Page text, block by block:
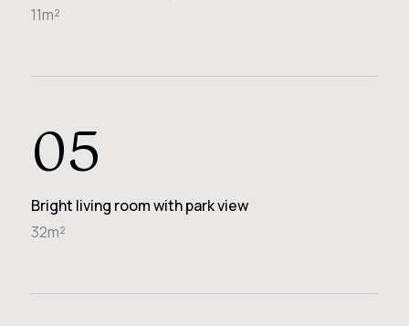
11m²
05
Bright living room with park view
32m²